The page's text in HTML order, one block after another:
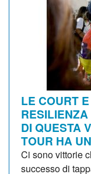
LE COURT
DI QUESTA
TOUR HA
Ci sono vittorie
successo di